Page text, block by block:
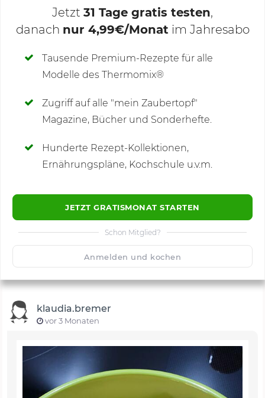
Deine Notizen
Jetzt 31 Tage gratis testen,
danach nur 4,99€/Monat im Jahresabo
Tausende Premium-Rezepte für alle
Modelle des Thermomix®
Zugriff auf alle "mein Zaubertopf"
Magazine, Bücher und Sonderhefte.
Hunderte Rezept-Kollektionen,
Ernährungspläne, Kochschule u.v.m.
JETZT GRATISMONAT STARTEN
Schon Mitglied?
Anmelden und kochen
Kommentare(3)
🙂 1500 Speichern
klaudia.bremer
vor 3 Monaten